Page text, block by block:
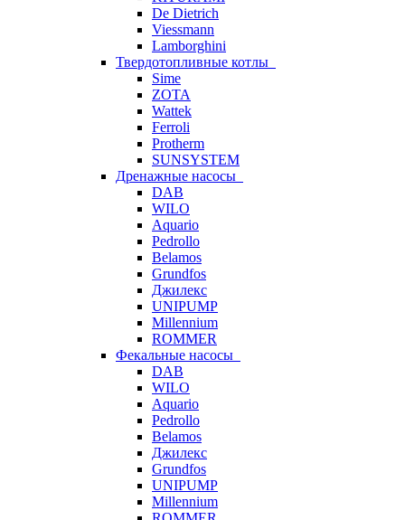
De Dietrich
Viessmann
Lamborghini
Твердотопливные котлы
Sime
ZOTA
Wattek
Ferroli
Protherm
SUNSYSTEM
Дренажные насосы
DAB
WILO
Aquario
Pedrollo
Belamos
Grundfos
Джилекс
UNIPUMP
Millennium
ROMMER
Фекальные насосы
DAB
WILO
Aquario
Pedrollo
Belamos
Джилекс
Grundfos
UNIPUMP
Millennium